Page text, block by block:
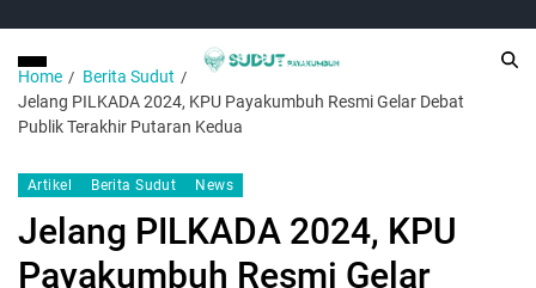
Home
Berita Sudut
Jelang PILKADA 2024, KPU Payakumbuh Resmi Gelar Debat
Publik Terakhir Putaran Kedua
Artikel Berita Sudut News
Jelang PILKADA 2024, KPU
Payakumbuh Resmi Gelar